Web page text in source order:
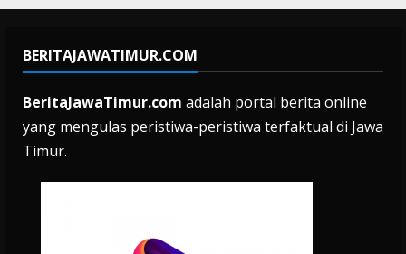
BERITAJAWATIMUR.COM
BeritaJawaTimur.com adalah portal berita online
yang mengulas peristiwa-peristiwa terfaktual di Jawa
Timur.